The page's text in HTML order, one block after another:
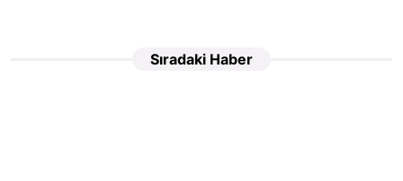
Sıradaki Haber